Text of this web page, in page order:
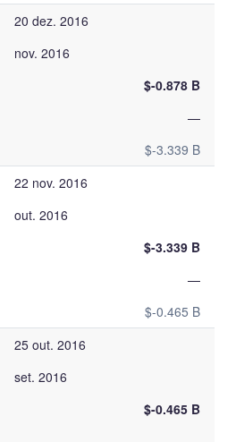
20 dez. 2016
nov. 2016
$-0.878 B
—
$-3.339 B
22 nov. 2016
out. 2016
$-3.339 B
—
$-0.465 B
25 out. 2016
set. 2016
$-0.465 B